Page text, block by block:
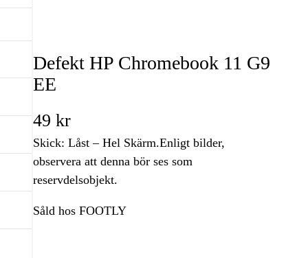
Defekt HP Chromebook 11 G9
EE
49 kr
Skick: Låst – Hel Skärm.Enligt bilder,
observera att denna bör ses som
reservdelsobjekt.
Såld hos FOOTLY